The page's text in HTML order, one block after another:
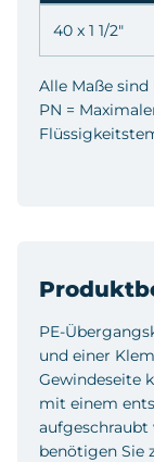
PE-
und einer
Gewindeseite
mit einem
aufgeschraubt
benötigen Sie
40 x 1 1/2"
Alle Maße
PN =